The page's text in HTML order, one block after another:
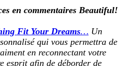
en commentaires Beautiful!
Fit Your Dreams… Un
qui vous permettra de
en reconnectant votre
esprit afin de déborder de